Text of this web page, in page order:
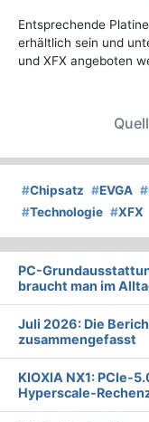
Entsprechende
erhältlich sein und
und XFX angeboten
#Chipsatz #EVGA #
#Technologie #XFX
PC-
braucht man im
Juli 2026: Die
zusammengefasst
KIOXIA NX1: PCIe-
Hyperscale-